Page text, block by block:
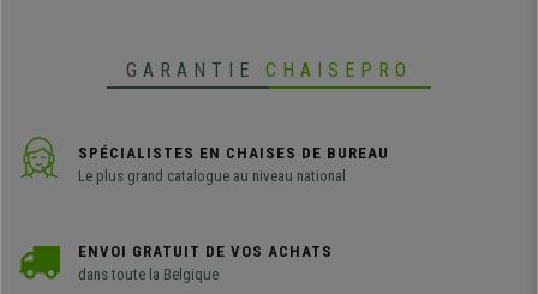
GARANTIE CHAISEPRO
SPÉCIALISTES EN CHAISES DE BUREAU
Le plus grand catalogue au niveau national
ENVOI GRATUIT DE VOS ACHATS
dans toute la Belgique